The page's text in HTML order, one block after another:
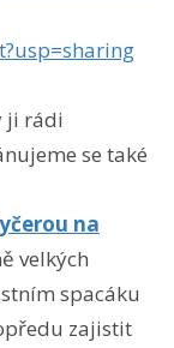
ji rádi
se také
na
velkých
spacáku
zajistit